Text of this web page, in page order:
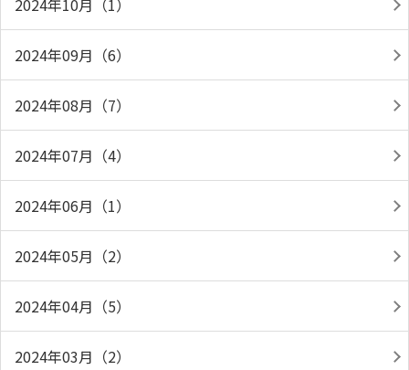
2024年10月（1）
2024年09月（6）
2024年08月（7）
2024年07月（4）
2024年06月（1）
2024年05月（2）
2024年04月（5）
2024年03月（2）